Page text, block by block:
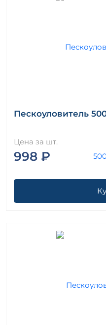
Пескоуловитель
Цена за шт.
998 ₽